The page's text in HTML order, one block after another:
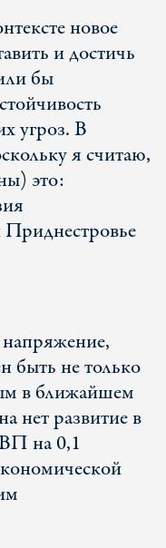
новое
и достичь
бы
угроз. В
я считаю,
это:
быть не только
в ближайшем
нет развитие в
на 0,1